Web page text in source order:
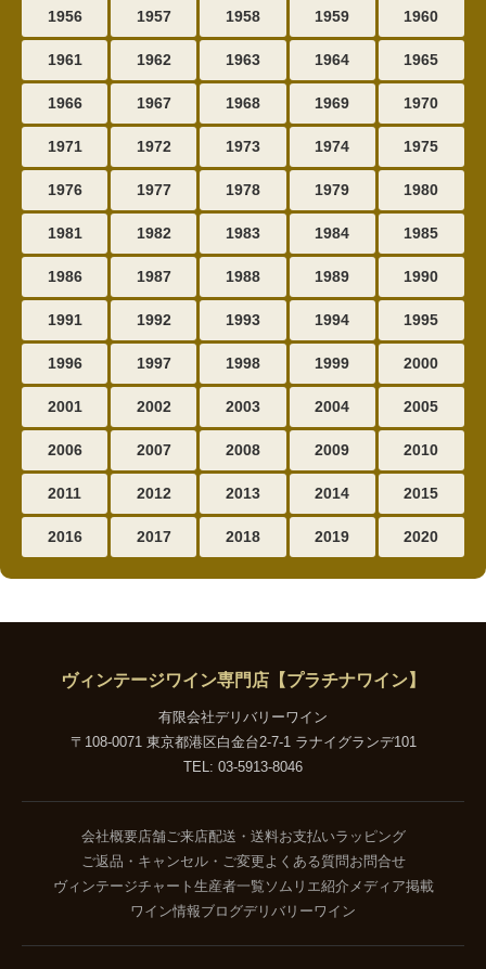
1956 1957 1958 1959 1960
1961 1962 1963 1964 1965
1966 1967 1968 1969 1970
1971 1972 1973 1974 1975
1976 1977 1978 1979 1980
1981 1982 1983 1984 1985
1986 1987 1988 1989 1990
1991 1992 1993 1994 1995
1996 1997 1998 1999 2000
2001 2002 2003 2004 2005
2006 2007 2008 2009 2010
2011 2012 2013 2014 2015
2016 2017 2018 2019 2020
ヴィンテージワイン専門店【プラチナワイン】
有限会社デリバリーワイン
〒108-0071 東京都港区白金台2-7-1 ラナイグランデ101
TEL: 03-5913-8046
会社概要店舗ご来店配送・送料お支払いラッピング
ご返品・キャンセル・ご変更よくある質問 お問合せ
ヴィンテージチャート 生産者一覧 ソムリエ紹介 メディア掲載
ワイン情報ブログデリバリーワイン